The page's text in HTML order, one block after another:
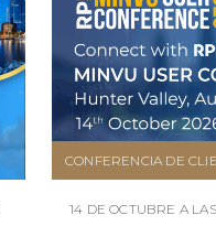
CONFERENCIA DE
14 DE OCTUBRE A